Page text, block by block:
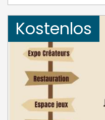
Kostenlos